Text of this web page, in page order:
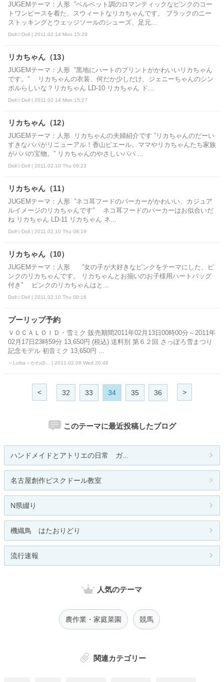
JUGEMテーマ：人形 ”ベルベット調のロマンティックなピンクのコー
トワンピースを着た、スウィートなリカちゃんです。 ブラックのニー
ストッキングとウェッジソールのシューズ、足元...
Doll☆Doll | 2011.02.14 Mon 15:29
リカちゃん（13）
JUGEMテーマ：人形 ”黒地にハートのプリントがかわいいリカちゃん
です。” リカちゃんの衣装、何だか少しだけ、ジェニーちゃんのシン
ボルらしいな？リカちゃん LD-10 リカちゃん ド...
Doll☆Doll | 2011.02.14 Mon 15:27
リカちゃん（12）
JUGEMテーマ：人形 リカちゃんの夫婦紹介です ”リカちゃんのだーい
すきなパパがリニューアル！香山ピエール。ママやリカちゃんたち家族
がパパの宝物。” リカちゃんのやさしいパパ ...
Doll☆Doll | 2011.02.10 Thu 08:23
リカちゃん（11）
JUGEMテーマ：人形 ”ネコ耳フードのパーカーがかわいい、カジュア
ルイメージのリカちゃんです” ネコ耳フードのパーカーはお似合いだ
ね リカちゃん LD-11 リカちゃん ネ...
Doll☆Doll | 2011.02.10 Thu 08:19
リカちゃん（10）
JUGEMテーマ：人形 ”女の子が大好きなピンクをテーマにした、ピ
ンクのリカちゃんです。 リカちゃんとお揃いのお子様用ハートバッグ
付き” ピンクのリカちゃんはと...
Doll☆Doll | 2011.02.10 Thu 08:16
プーリップ予約
ＶＯＣＡＬＯＩＤ・雪ミク 販売期間2011年02月13日00時00分～2011年
02月17日23時59分 13,650円 (税込) 送料別 第６２回 さっぽろ雪まつり
記念モデル 初音ミク 13,650円 ...
～Lolita～かわゆ... | 2011.02.09 Wed 20:48
< 32 33 34 35 36 >
このテーマに最近投稿したブログ
ハンドメイドとアトリエの日常 ガ...
名古屋創作ビスクドール教室
N県綴り
機織鳥 はたおりどり
流行速報
人気のテーマ
農作業・家庭菜園 競馬
関連カテゴリー